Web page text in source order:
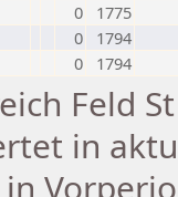
0
1775
0
1794
0 1794
Feld
in